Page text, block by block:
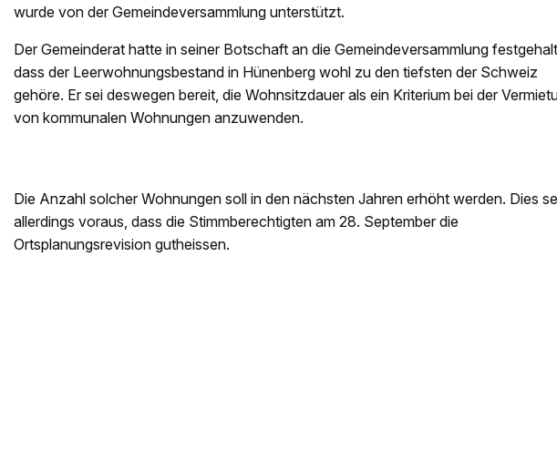
wurde von der Gemeindeversammlung unterstützt.
Der Gemeinderat hatte in seiner Botschaft an die Gemeindeversammlung
dass der Leerwohnungsbestand in Hünenberg wohl zu den tiefsten der Schweiz
gehöre. Er sei deswegen bereit, die Wohnsitzdauer als ein Kriterium bei der
von kommunalen Wohnungen anzuwenden.
Die Anzahl solcher Wohnungen soll in den nächsten Jahren erhöht werden. Dies
allerdings voraus, dass die Stimmberechtigten am 28. September die
Ortsplanungsrevision gutheissen.